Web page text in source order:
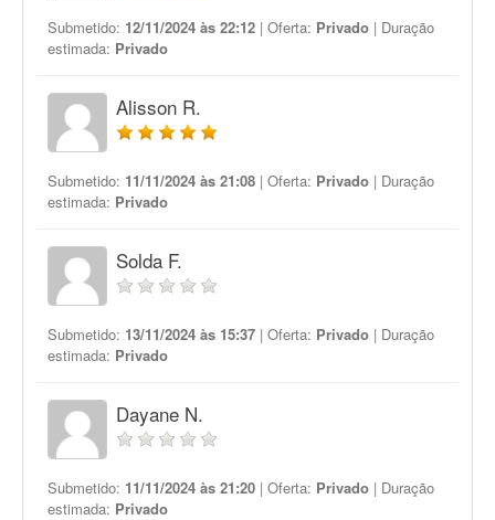
Submetido: 12/11/2024 às 22:12 | Oferta: Privado | Duração
estimada: Privado
Alisson R.
Submetido: 11/11/2024 às 21:08 | Oferta: Privado | Duração
estimada: Privado
Solda F.
Submetido: 13/11/2024 às 15:37 | Oferta: Privado | Duração
estimada: Privado
Dayane N.
Submetido: 11/11/2024 às 21:20 | Oferta: Privado | Duração
estimada: Privado